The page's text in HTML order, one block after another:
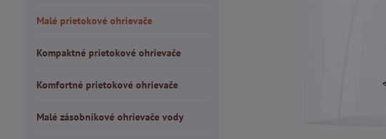
Malé prietokové ohrievače
Kompaktné prietokové ohrievače
Komfortné prietokové ohrievače
Malé zásobníkové ohrievače vody